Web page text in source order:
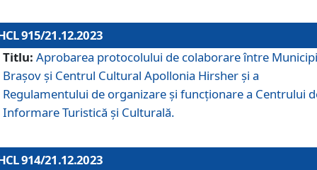
915/21.12.2023
Titlu: Aprobarea protocolului de colaborare între
Brașov și Centrul Cultural Apollonia Hirsher și a
Regulamentului de organizare și funcționare a Centrului
Informare Turistică și Culturală.
914/21.12.2023